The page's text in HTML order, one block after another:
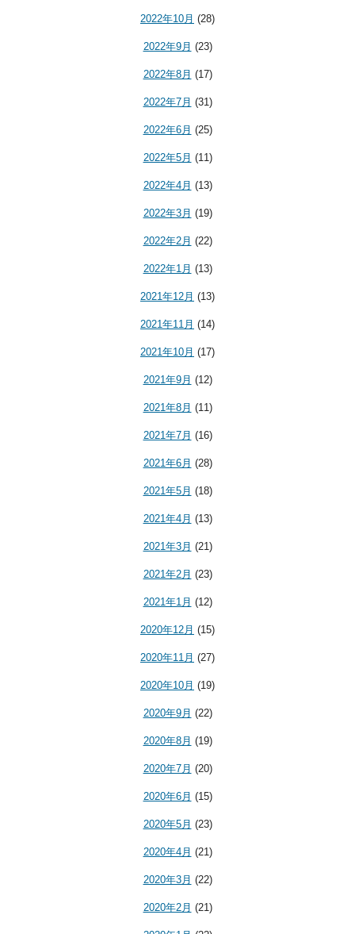
2022年10月 (28)
2022年9月 (23)
2022年8月 (17)
2022年7月 (31)
2022年6月 (25)
2022年5月 (11)
2022年4月 (13)
2022年3月 (19)
2022年2月 (22)
2022年1月 (13)
2021年12月 (13)
2021年11月 (14)
2021年10月 (17)
2021年9月 (12)
2021年8月 (11)
2021年7月 (16)
2021年6月 (28)
2021年5月 (18)
2021年4月 (13)
2021年3月 (21)
2021年2月 (23)
2021年1月 (12)
2020年12月 (15)
2020年11月 (27)
2020年10月 (19)
2020年9月 (22)
2020年8月 (19)
2020年7月 (20)
2020年6月 (15)
2020年5月 (23)
2020年4月 (21)
2020年3月 (22)
2020年2月 (21)